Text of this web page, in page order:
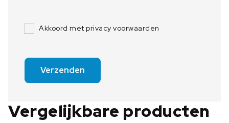
Akkoord met privacy voorwaarden
Verzenden
Vergelijkbare producten